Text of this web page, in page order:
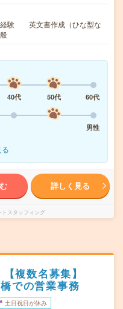
経験 英文書作成（ひな型な
40代 50代
60代
男性
詳しく見る
スタッフィング
複数名募集】
での営業事務
土日祝日が休み